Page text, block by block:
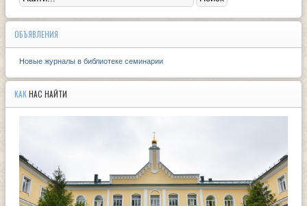
ОБЪЯВЛЕНИЯ
Новые журналы в библиотеке семинарии
КАКНАС НАЙТИ